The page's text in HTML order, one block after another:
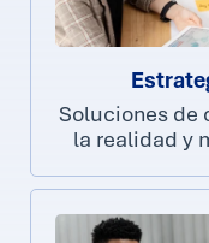
Soluciones de
la realidad y